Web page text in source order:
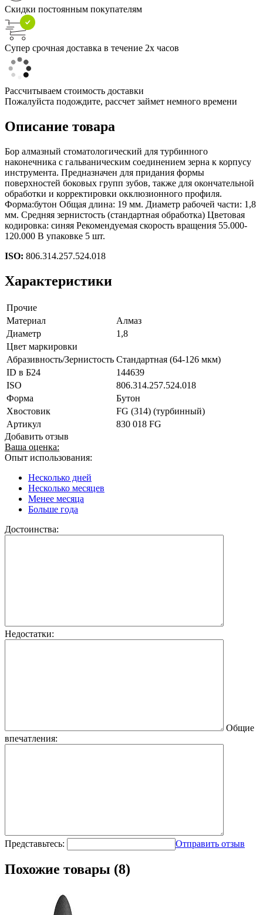
Скидки постоянным покупателям
Супер срочная доставка в течение 2х часов
Рассчитываем стоимость доставки
Пожалуйста подождите, рассчет займет немного времени
Описание товара
Бор алмазный стоматологический для турбинного
наконечника с гальваническим соединением зерна к корпусу
инструмента. Предназначен для придания формы
поверхностей боковых групп зубов, также для окончательной
обработки и корректировки окклюзионного профиля.
Форма:бутон Общая длина: 19 мм. Диаметр рабочей части: 1,8
мм. Средняя зернистость (стандартная обработка) Цветовая
кодировка: синяя Рекомендуемая скорость вращения 55.000-
120.000 В упаковке 5 шт.
ISO: 806.314.257.524.018
Характеристики
Прочие
Материал
Алмаз
Диаметр
1,8
Цвет маркировки
Абразивность/Зернистость Стандартная (64-126 мкм)
ID в Б24
144639
ISO
806.314.257.524.018
Форма
Бутон
Хвостовик
FG (314) (турбинный)
Артикул
830 018 FG
Добавить отзыв
Ваша оценка:
Опыт использования:
Несколько дней
Несколько месяцев
Менее месяца
Больше года
Достоинства:
Недостатки:
Общие
впечатления:
Представьтесь: Отправить отзыв
Похожие товары (8)